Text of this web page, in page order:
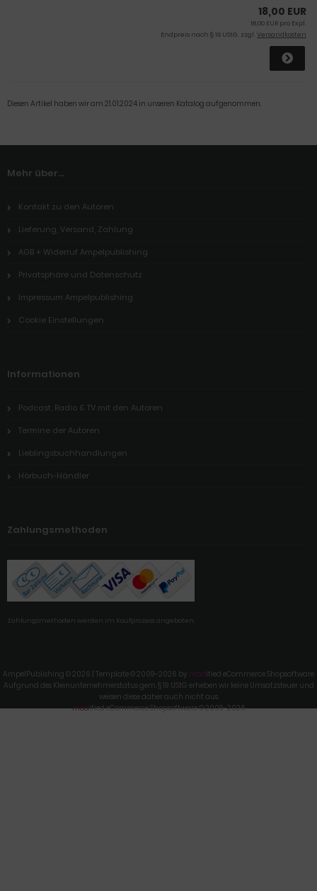
18,00 EUR
18,00 EUR pro Expl.
Endpreis nach § 19 UStG. zzgl. Versandkosten
Diesen Artikel haben wir am 21.01.2024 in unseren Katalog aufgenommen.
Mehr über...
Kontakt zu den Autoren
Lieferung, Versand, Zahlung
AGB + Widerruf Ampelpublishing
Privatsphäre und Datenschutz
Impressum Ampelpublishing
Cookie Einstellungen
Informationen
Podcast, Radio & TV mit den Autoren
Termine der Autoren
Lieblingsbuchhandlungen
Hörbuch-Händler
Zahlungsmethoden
Zahlungsmethoden werden im Kaufprozess angeboten.
AmpelPublishing © 2026 | Template © 2009-2026 by modified eCommerce Shopsoftware
Aufgrund des Kleinunternehmerstatus gem. § 19 UStG erheben wir keine Umsatzsteuer und
weisen diese daher auch nicht aus.
modified eCommerce Shopsoftware © 2009-2026